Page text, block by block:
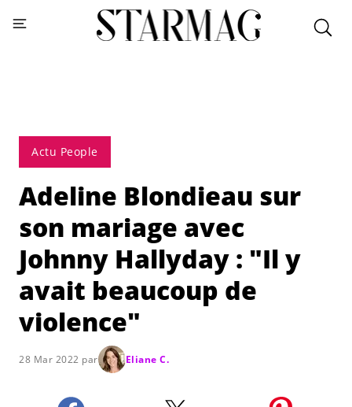
Actu People
Adeline Blondieau sur
son mariage avec
Johnny Hallyday : "Il y
avait beaucoup de
violence"
28 Mar 2022 par Eliane C.